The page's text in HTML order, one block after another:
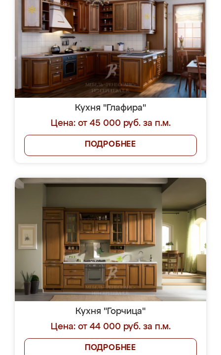
Кухня "Глафира"
Цена: от 45 000 руб. за п.м.
ПОДРОБНЕЕ
Кухня "Горчица"
Цена: от 44 000 руб. за п.м.
ПОДРОБНЕЕ